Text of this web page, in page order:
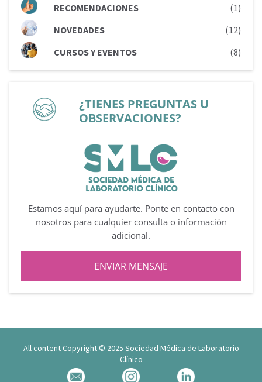
RECOMENDACIONES
(1)
NOVEDADES
(12)
CURSOS Y EVENTOS
(8)
¿TIENES PREGUNTAS U
OBSERVACIONES?
Estamos aquí para ayudarte. Ponte en contacto con
nosotros para cualquier consulta o información
adicional.
ENVIAR MENSAJE
All content Copyright © 2025 Sociedad Médica de Laboratorio
Clínico